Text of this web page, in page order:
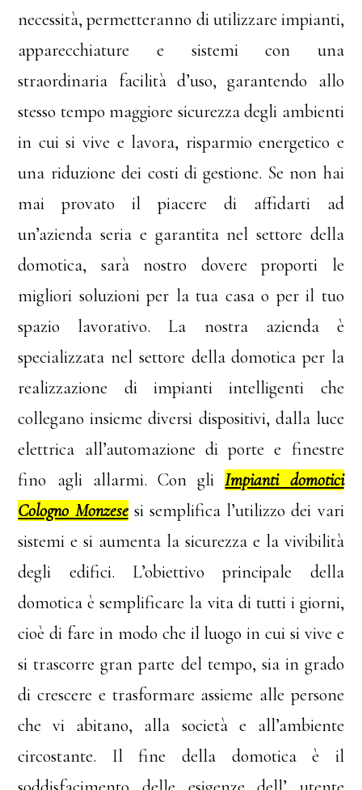
necessità, permetteranno di utilizzare impianti,
apparecchiature e sistemi con una
straordinaria facilità d’uso, garantendo allo
stesso tempo maggiore sicurezza degli ambienti
in cui si vive e lavora, risparmio energetico e
una riduzione dei costi di gestione. Se non hai
mai provato il piacere di affidarti ad
un’azienda seria e garantita nel settore della
domotica, sarà nostro dovere proporti le
migliori soluzioni per la tua casa o per il tuo
spazio lavorativo. La nostra azienda è
specializzata nel settore della domotica per la
realizzazione di impianti intelligenti che
collegano insieme diversi dispositivi, dalla luce
elettrica all’automazione di porte e finestre
fino agli allarmi. Con gliImpianti domotici
Cologno Monzesesi semplifica l’utilizzo dei vari
sistemi e si aumenta la sicurezza e la vivibilità
degli edifici. L’obiettivo principale della
domotica è semplificare la vita di tutti i giorni,
cioè di fare in modo che il luogo in cui si vive e
si trascorre gran parte del tempo, sia in grado
di crescere e trasformare assieme alle persone
che vi abitano, alla società e all’ambiente
circostante. Il fine della domotica è il